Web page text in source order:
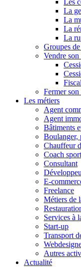
Les
La
La
La
La
Groupes
Vendre son
Fermer son
Les métiers
Agent
Agent
Bâtiments
Boulanger,
Chauffeur
Coach
Consultant
E-
Freelance
Métiers de
Services à
Start-up
Transport
Autres
Actualité